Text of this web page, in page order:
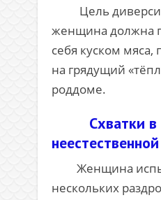
Цель
женщина должна
себя куском мяса,
на грядущий
роддоме.
Схватки в
Женщина
нескольких